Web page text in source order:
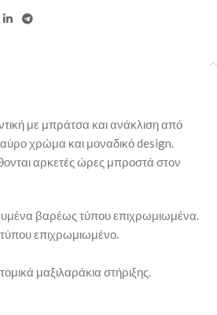
με μπράτσα και ανάκλιση από
χρώμα και μοναδικό design.
αρκετές ώρες μπροστά στον
βαρέως τύπου επιχρωμιωμένα.
επιχρωμιωμένο.
μαξιλαράκια στήριξης.